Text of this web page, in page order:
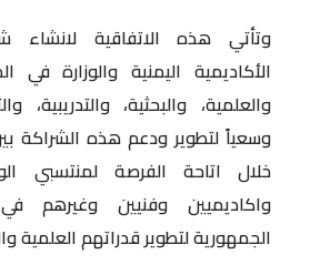
وتأتي هذه الاتفاقية لانشاء
الأكاديمية اليمنية والوزارة في
والعلمية، والبحثية، والتدريبية،
وسعياً لتطوير ودعم هذه الشراكة
خلال اتاحة الفرصة لمنتسبي
واكاديميين وفنيين وغيرهم
الجمهورية لتطوير قدراتهم العلمية